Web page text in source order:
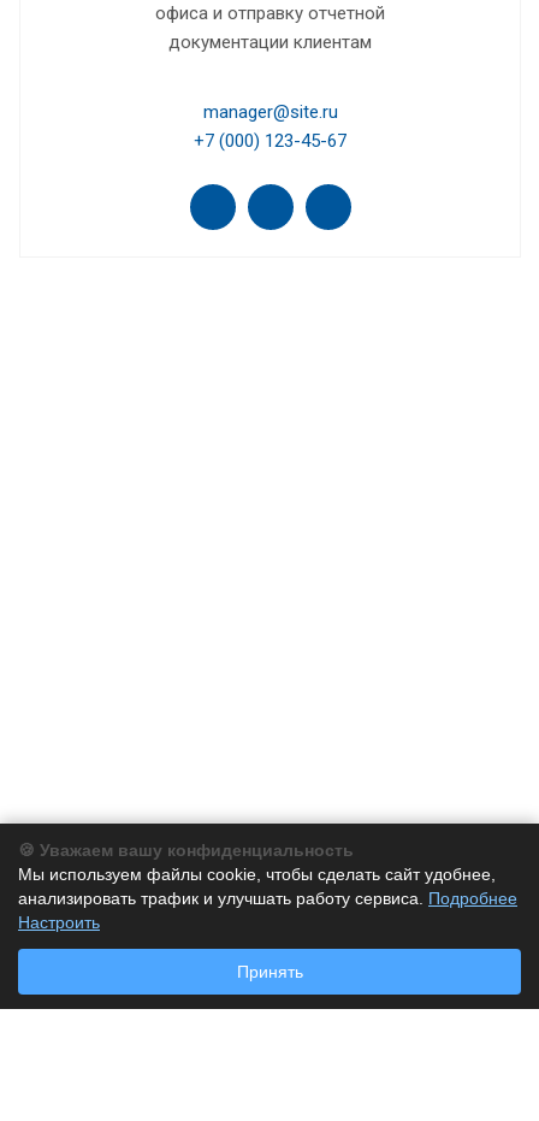
офиса и отправку отчетной
документации клиентам
manager@site.ru
+7 (000) 123-45-67
Компания
Каталог
🍪 Уважаем вашу конфиденциальность
Мы используем файлы cookie, чтобы сделать сайт удобнее,
анализировать трафик и улучшать работу сервиса. Подробнее
Настроить
Принять